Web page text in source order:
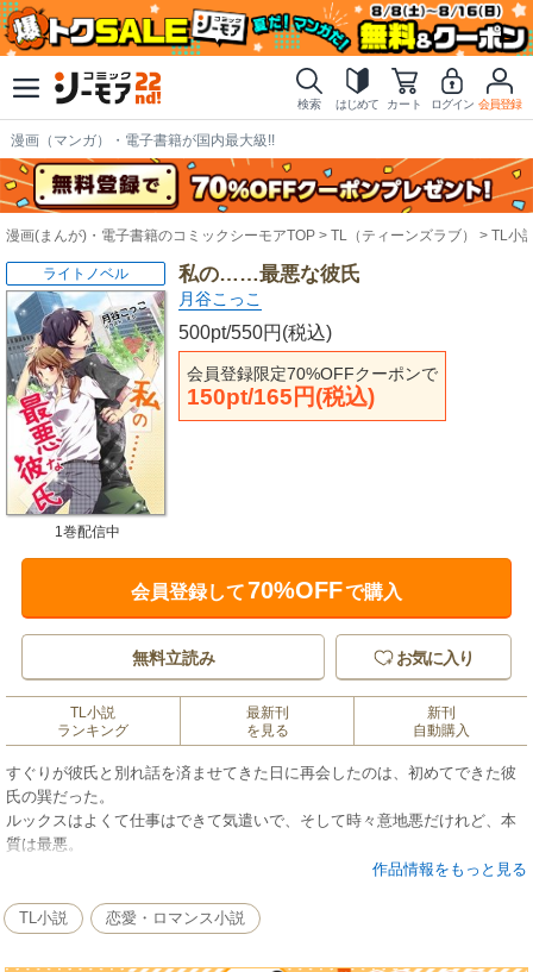
検索 はじめて カート ログイン 会員登録
漫画（マンガ）・電子書籍が国内最大級!!
漫画(まんが)・電子書籍のコミックシーモアTOP TL（ティーンズラブ） TL小
私の……最悪な彼氏
月谷こっこ
500pt/550円(税込)
会員登録限定70%OFFクーポンで
150pt/165円(税込)
ライトノベル
1巻配信中
会員登録して70%OFFで購入
無料立読み お気に入り
TL小説
ランキング
最新刊
を見る
新刊
自動購入
すぐりが彼氏と別れ話を済ませてきた日に再会したのは、初めてできた彼
氏の巽だった。
ルックスはよくて仕事はできて気遣いで、そして時々意地悪だけれど、本
質は最悪。
こんな最悪な彼氏の事なんて忘れてしまいたいのに、いつまで経っても忘
作品情報をもっと見る
TL小説 恋愛・ロマンス小説